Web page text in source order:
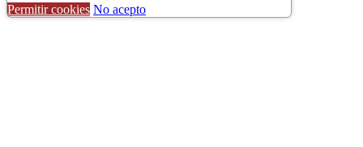
Permitir cookies No acepto